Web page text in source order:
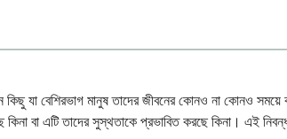
যা বেশিরভাগ মানুষ তাদের জীবনের কোনও না কোনও সময়ে
কিনা বা এটি তাদের সুস্থতাকে প্রভাবিত করছে কিনা। এই